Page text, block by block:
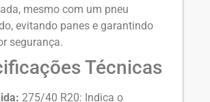
mesmo com um pneu
evitando panes e garantindo
segurança.
Técnicas
275/40 R20: Indica o